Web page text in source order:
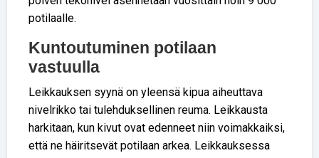
potilaalle.
Kuntoutuminen potilaan
vastuulla
Leikkauksen syynä on yleensä kipua aiheuttava
nivelrikko tai tulehduksellinen reuma. Leikkausta
harkitaan, kun kivut ovat edenneet niin voimakkaiksi,
että ne häiritsevät potilaan arkea. Leikkauksessa